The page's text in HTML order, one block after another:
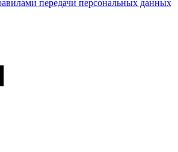
передачи персональных данных